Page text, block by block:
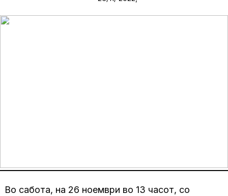
Во сабота, на 26 ноември во 13 часот, со